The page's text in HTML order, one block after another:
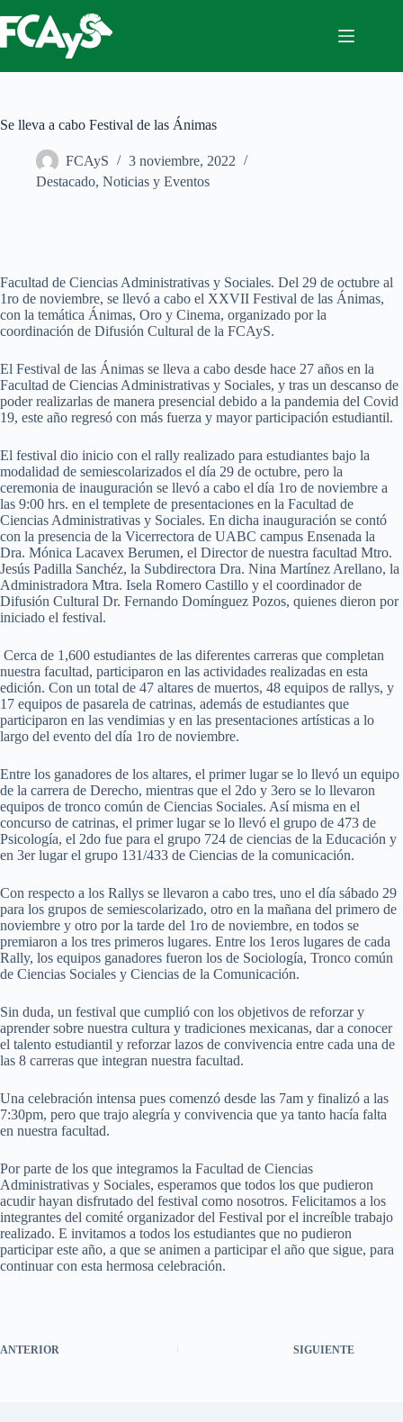
al
contenido
Se lleva a cabo Festival de las Ánimas
FCAyS
3 noviembre, 2022
Destacado, Noticias y Eventos
Facultad de Ciencias Administrativas y Sociales. Del 29 de octubre al
1ro de noviembre, se llevó a cabo el XXVII Festival de las Ánimas,
con la temática Ánimas, Oro y Cinema, organizado por la
coordinación de Difusión Cultural de la FCAyS.
El Festival de las Ánimas se lleva a cabo desde hace 27 años en la
Facultad de Ciencias Administrativas y Sociales, y tras un descanso de
poder realizarlas de manera presencial debido a la pandemia del Covid
19, este año regresó con más fuerza y mayor participación estudiantil.
El festival dio inicio con el rally realizado para estudiantes bajo la
modalidad de semiescolarizados el día 29 de octubre, pero la
ceremonia de inauguración se llevó a cabo el día 1ro de noviembre a
las 9:00 hrs. en el templete de presentaciones en la Facultad de
Ciencias Administrativas y Sociales. En dicha inauguración se contó
con la presencia de la Vicerrectora de UABC campus Ensenada la
Dra. Mónica Lacavex Berumen, el Director de nuestra facultad Mtro.
Jesús Padilla Sanchéz, la Subdirectora Dra. Nina Martínez Arellano, la
Administradora Mtra. Isela Romero Castillo y el coordinador de
Difusión Cultural Dr. Fernando Domínguez Pozos, quienes dieron por
iniciado el festival.
Cerca de 1,600 estudiantes de las diferentes carreras que completan
nuestra facultad, participaron en las actividades realizadas en esta
edición. Con un total de 47 altares de muertos, 48 equipos de rallys, y
17 equipos de pasarela de catrinas, además de estudiantes que
participaron en las vendimias y en las presentaciones artísticas a lo
largo del evento del día 1ro de noviembre.
Entre los ganadores de los altares, el primer lugar se lo llevó un equipo
de la carrera de Derecho, mientras que el 2do y 3ero se lo llevaron
equipos de tronco común de Ciencias Sociales. Así misma en el
concurso de catrinas, el primer lugar se lo llevó el grupo de 473 de
Psicología, el 2do fue para el grupo 724 de ciencias de la Educación y
en 3er lugar el grupo 131/433 de Ciencias de la comunicación.
Con respecto a los Rallys se llevaron a cabo tres, uno el día sábado 29
para los grupos de semiescolarizado, otro en la mañana del primero de
noviembre y otro por la tarde del 1ro de noviembre, en todos se
premiaron a los tres primeros lugares. Entre los 1eros lugares de cada
Rally, los equipos ganadores fueron los de Sociología, Tronco común
de Ciencias Sociales y Ciencias de la Comunicación.
Sin duda, un festival que cumplió con los objetivos de reforzar y
aprender sobre nuestra cultura y tradiciones mexicanas, dar a conocer
el talento estudiantil y reforzar lazos de convivencia entre cada una de
las 8 carreras que integran nuestra facultad.
Una celebración intensa pues comenzó desde las 7am y finalizó a las
7:30pm, pero que trajo alegría y convivencia que ya tanto hacía falta
en nuestra facultad.
Por parte de los que integramos la Facultad de Ciencias
Administrativas y Sociales, esperamos que todos los que pudieron
acudir hayan disfrutado del festival como nosotros. Felicitamos a los
integrantes del comité organizador del Festival por el increíble trabajo
realizado. E invitamos a todos los estudiantes que no pudieron
participar este año, a que se animen a participar el año que sigue, para
continuar con esta hermosa celebración.
ANTERIOR SIGUIENTE